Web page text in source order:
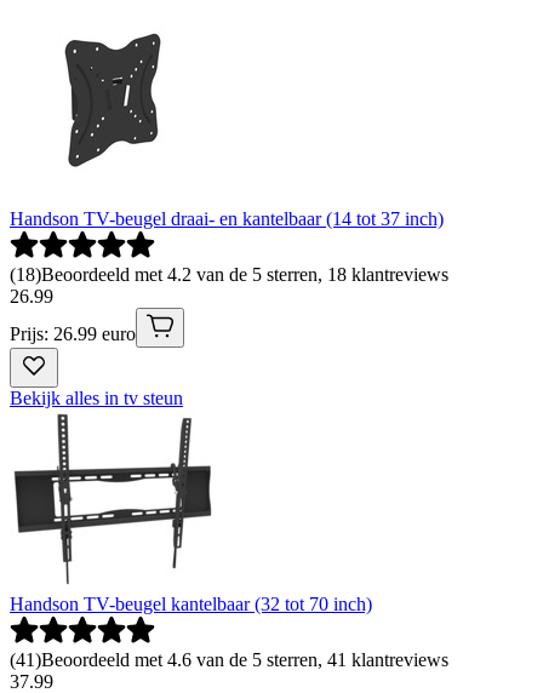
Handson TV-beugel draai- en kantelbaar (14 tot 37 inch)
(18)Beoordeeld met 4.2 van de 5 sterren, 18 klantreviews
26.99
Prijs: 26.99 euro
Bekijk alles in tv steun
Handson TV-beugel kantelbaar (32 tot 70 inch)
(41)Beoordeeld met 4.6 van de 5 sterren, 41 klantreviews
37.99